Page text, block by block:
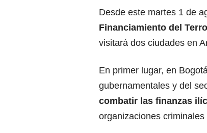
Desde este martes 1 de
Financiamiento del
visitará dos ciudades en
En primer lugar, en
gubernamentales y del
combatir las finanzas
organizaciones